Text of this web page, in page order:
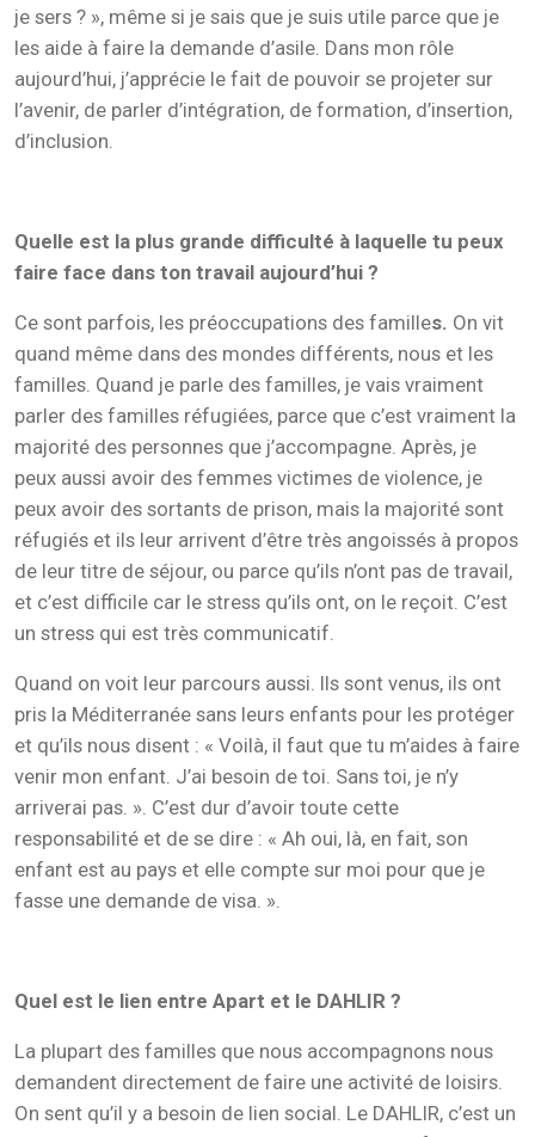
je sers ? », même si je sais que je suis utile parce que je
les aide à faire la demande d’asile. Dans mon rôle
aujourd’hui, j’apprécie le fait de pouvoir se projeter sur
l’avenir, de parler d’intégration, de formation, d’insertion,
d’inclusion.
Quelle est la plus grande difficulté à laquelle tu peux
faire face dans ton travail aujourd’hui ?
Ce sont parfois, les préoccupations des familles. On vit
quand même dans des mondes différents, nous et les
familles. Quand je parle des familles, je vais vraiment
parler des familles réfugiées, parce que c’est vraiment la
majorité des personnes que j’accompagne. Après, je
peux aussi avoir des femmes victimes de violence, je
peux avoir des sortants de prison, mais la majorité sont
réfugiés et ils leur arrivent d’être très angoissés à propos
de leur titre de séjour, ou parce qu’ils n’ont pas de travail,
et c’est difficile car le stress qu’ils ont, on le reçoit. C’est
un stress qui est très communicatif.
Quand on voit leur parcours aussi. Ils sont venus, ils ont
pris la Méditerranée sans leurs enfants pour les protéger
et qu’ils nous disent : « Voilà, il faut que tu m’aides à faire
venir mon enfant. J’ai besoin de toi. Sans toi, je n’y
arriverai pas. ». C’est dur d’avoir toute cette
responsabilité et de se dire : « Ah oui, là, en fait, son
enfant est au pays et elle compte sur moi pour que je
fasse une demande de visa. ».
Quel est le lien entre Apart et le DAHLIR ?
La plupart des familles que nous accompagnons nous
demandent directement de faire une activité de loisirs.
On sent qu’il y a besoin de lien social. Le DAHLIR, c’est un